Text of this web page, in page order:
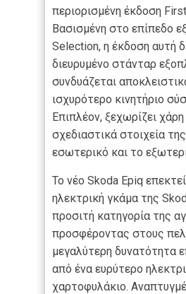
περιορισμένη έκδοση
Βασισμένη στο επίπεδο
Selection, η έκδοση αυτή
διευρυμένο στάνταρ
συνδυάζεται
ισχυρότερο κινητήριο
Επιπλέον, ξεχωρίζει
σχεδιαστικά στοιχεία
εσωτερικό και το
Το νέο Skoda Epiq
ηλεκτρική γκάμα της
προσιτή κατηγορία της
προσφέροντας στους
μεγαλύτερη δυνατότητα
από ένα ευρύτερο
χαρτοφυλάκιο.